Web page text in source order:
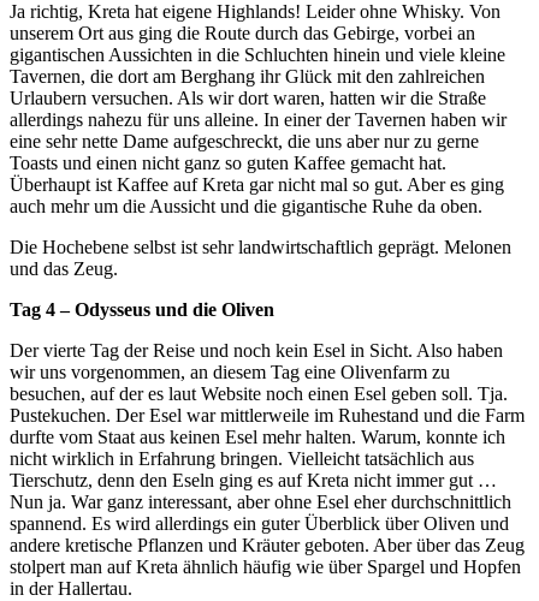
Ja richtig, Kreta hat eigene Highlands! Leider ohne Whisky. Von
unserem Ort aus ging die Route durch das Gebirge, vorbei an
gigantischen Aussichten in die Schluchten hinein und viele kleine
Tavernen, die dort am Berghang ihr Glück mit den zahlreichen
Urlaubern versuchen. Als wir dort waren, hatten wir die Straße
allerdings nahezu für uns alleine. In einer der Tavernen haben wir
eine sehr nette Dame aufgeschreckt, die uns aber nur zu gerne
Toasts und einen nicht ganz so guten Kaffee gemacht hat.
Überhaupt ist Kaffee auf Kreta gar nicht mal so gut. Aber es ging
auch mehr um die Aussicht und die gigantische Ruhe da oben.
Die Hochebene selbst ist sehr landwirtschaftlich geprägt. Melonen
und das Zeug.
Tag 4 – Odysseus und die Oliven
Der vierte Tag der Reise und noch kein Esel in Sicht. Also haben
wir uns vorgenommen, an diesem Tag eine Olivenfarm zu
besuchen, auf der es laut Website noch einen Esel geben soll. Tja.
Pustekuchen. Der Esel war mittlerweile im Ruhestand und die Farm
durfte vom Staat aus keinen Esel mehr halten. Warum, konnte ich
nicht wirklich in Erfahrung bringen. Vielleicht tatsächlich aus
Tierschutz, denn den Eseln ging es auf Kreta nicht immer gut …
Nun ja. War ganz interessant, aber ohne Esel eher durchschnittlich
spannend. Es wird allerdings ein guter Überblick über Oliven und
andere kretische Pflanzen und Kräuter geboten. Aber über das Zeug
stolpert man auf Kreta ähnlich häufig wie über Spargel und Hopfen
in der Hallertau.